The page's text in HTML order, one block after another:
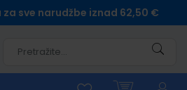
sve narudžbe iznad 62,50 €